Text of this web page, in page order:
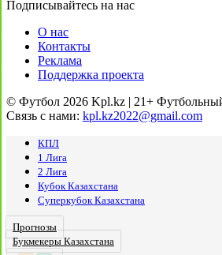
Подписывайтесь на нас
О нас
Контакты
Реклама
Поддержка проекта
© Футбол 2026 Kpl.kz | 21+ Футбольный
Связь с нами: kpl.kz2022@gmail.com
КПЛ
1 Лига
2 Лига
Кубок Казахстана
Суперкубок Казахстана
Прогнозы
Букмекеры Казахстана